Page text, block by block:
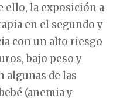
ello, la exposición a
en el segundo y
con un alto riesgo
bajo peso y
de las
(anemia y